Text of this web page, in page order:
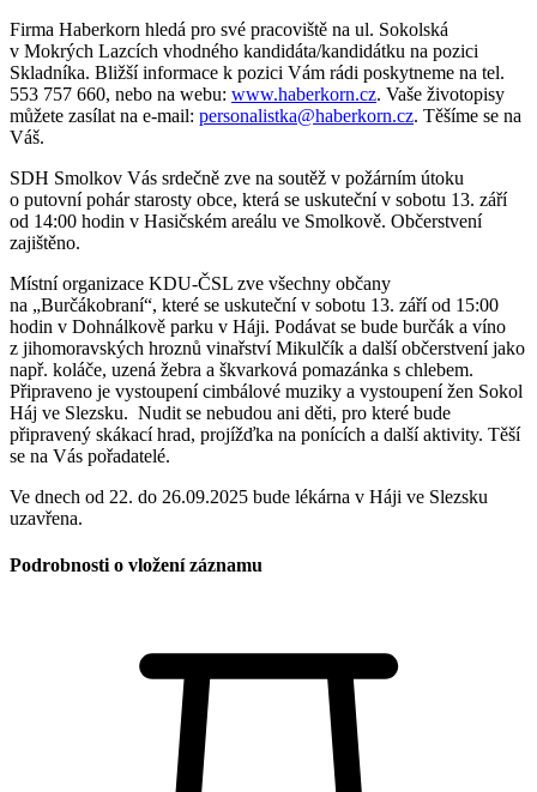
Firma Haberkorn hledá pro své pracoviště na ul. Sokolská
v Mokrých Lazcích vhodného kandidáta/kandidátku na pozici
Skladníka. Bližší informace k pozici Vám rádi poskytneme na tel.
553 757 660, nebo na webu: www.haberkorn.cz. Vaše životopisy
můžete zasílat na e-mail: personalistka@haberkorn.cz. Těšíme se na
Váš.
SDH Smolkov Vás srdečně zve na soutěž v požárním útoku
o putovní pohár starosty obce, která se uskuteční v sobotu 13. září
od 14:00 hodin v Hasičském areálu ve Smolkově. Občerstvení
zajištěno.
Místní organizace KDU-ČSL zve všechny občany
na „Burčákobraní“, které se uskuteční v sobotu 13. září od 15:00
hodin v Dohnálkově parku v Háji. Podávat se bude burčák a víno
z jihomoravských hroznů vinařství Mikulčík a další občerstvení jako
např. koláče, uzená žebra a škvarková pomazánka s chlebem.
Připraveno je vystoupení cimbálové muziky a vystoupení žen Sokol
Háj ve Slezsku. Nudit se nebudou ani děti, pro které bude
připravený skákací hrad, projížďka na ponících a další aktivity. Těší
se na Vás pořadatelé.
Ve dnech od 22. do 26.09.2025 bude lékárna v Háji ve Slezsku
uzavřena.
Podrobnosti o vložení záznamu